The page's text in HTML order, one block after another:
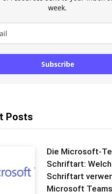
week.
Subscribe
Posts
Die Microsoft-
Schriftart:
Schriftart
Microsoft